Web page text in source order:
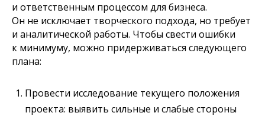
и ответственным процессом для бизнеса.
Он не исключает творческого подхода, но требует
и аналитической работы. Чтобы свести ошибки
к минимуму, можно придерживаться следующего
плана:
Провести исследование текущего положения
проекта: выявить сильные и слабые стороны